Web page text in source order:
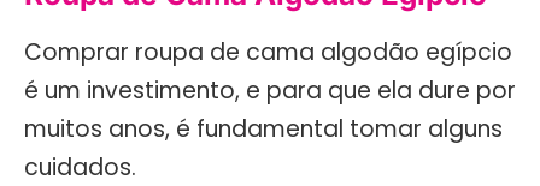
Comprar roupa de cama algodão egípcio
é um investimento, e para que ela dure por
muitos anos, é fundamental tomar alguns
cuidados.